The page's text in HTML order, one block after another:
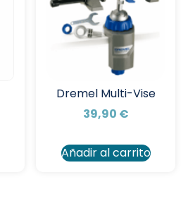
Dremel Multi-Vise
39,90 €
Añadir al carrito